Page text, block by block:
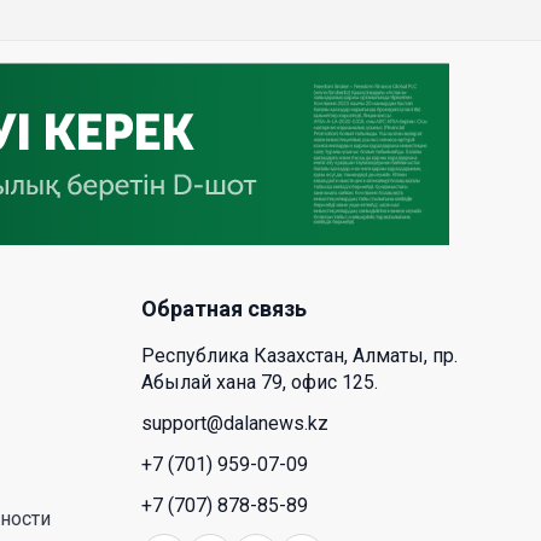
многодетная семья в
23 Июл. 2026 12:48
Аида Балаева высказалась о
важности развития посмертного
22 Июл. 2026 14:39
Курултай должен стать
эффективным механизмом
учета мнения общества –
эксперт
21 Июл. 2026 12:02
Обратная связь
Республика Казахстан, Алматы, пр.
Абылай хана 79, офис 125.
support@dalanews.kz
+7 (701) 959-07-09
+7 (707) 878-85-89